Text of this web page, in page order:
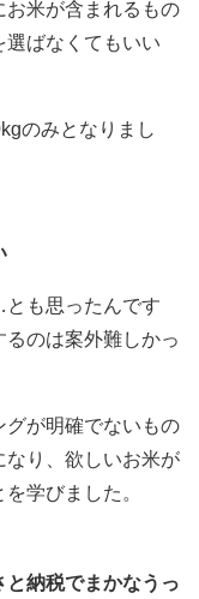
お米が含まれるもの
選ばなくてもいい
のみとなりまし
も思ったんです
のは案外難しかっ
グが明確でないもの
なり、欲しいお米が
学びました。
納税でまかなうっ